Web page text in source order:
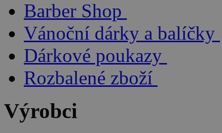
Barber Shop
Vánoční dárky a balíčky
Dárkové poukazy
Rozbalené zboží
Výrobci